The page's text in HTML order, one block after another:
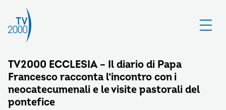
TV2000 ECCLESIA – Il diario di Papa
Francesco racconta l’incontro con i
neocatecumenali e le visite pastorali del
pontefice